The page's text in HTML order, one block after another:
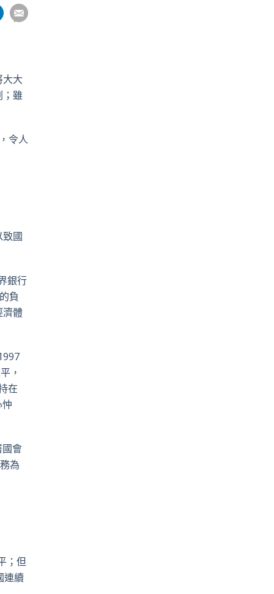
分
享
大
；雖
令人
國
銀行
負
濟體
，
在
會
為
；但
連續